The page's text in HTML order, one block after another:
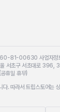
81-00630 사업자정
서초구 서초대로 396,
휴일 휴무)
. 따라서 트립스토어는